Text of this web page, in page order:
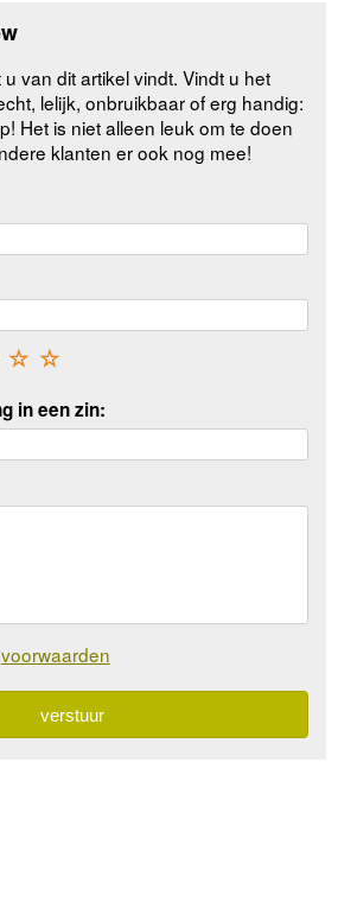
van dit artikel vindt. Vindt u het
lelijk, onbruikbaar of erg handig:
Het is niet alleen leuk om te doen
klanten er ook nog mee!
☆
☆
in een zin:
voorwaarden